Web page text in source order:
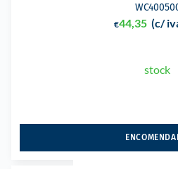
€44,35 (c/
stock